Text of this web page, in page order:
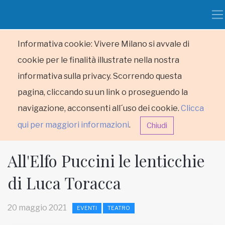
Informativa cookie: Vivere Milano si avvale di
cookie per le finalità illustrate nella nostra
informativa sulla privacy. Scorrendo questa
pagina, cliccando su un link o proseguendo la
navigazione, acconsenti all´uso dei cookie. Clicca
qui per maggiori informazioni. Chiudi
HOME
All'Elfo Puccini le lenticchie
di Luca Toracca
20 maggio 2021 EVENTI TEATRO